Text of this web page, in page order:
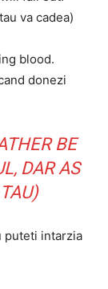
va cadea)
blood.
donezi
BE
DAR AS
puteti intarzia